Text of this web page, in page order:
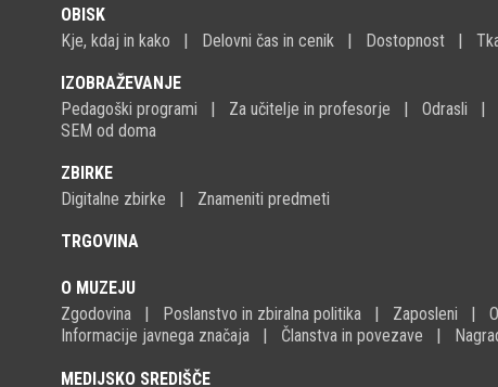
OBISK
Kje, kdaj in kako
Delovni čas in cenik Dostopnost
IZOBRAŽEVANJE
Pedagoški programi
Za učitelje in profesorje Odrasli
SEM od doma
ZBIRKE
Digitalne zbirke
Znameniti predmeti
TRGOVINA
O MUZEJU
Zgodovina
Poslanstvo in zbiralna politika Zaposleni
Informacije javnega značaja
Članstva in povezave
MEDIJSKO SREDIŠČE